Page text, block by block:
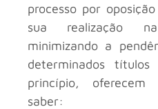
processo por
sua realização
minimizando a
determinados
princípio,
saber: